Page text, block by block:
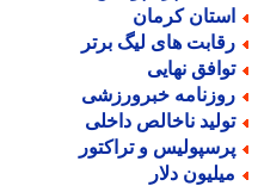
کرمان
های لیگ برتر
نهایی
خبرورزشی
ناخالص داخلی
و تراکتور
دلار